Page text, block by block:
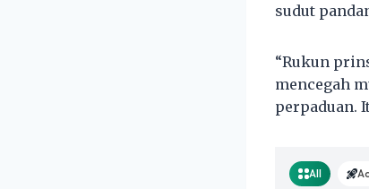
sudut
“Rukun
mencegah
perpaduan.